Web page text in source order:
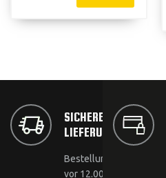
SICHERE
LIEFERUNG
Bestellungen, die
vor 12.00 Uhr